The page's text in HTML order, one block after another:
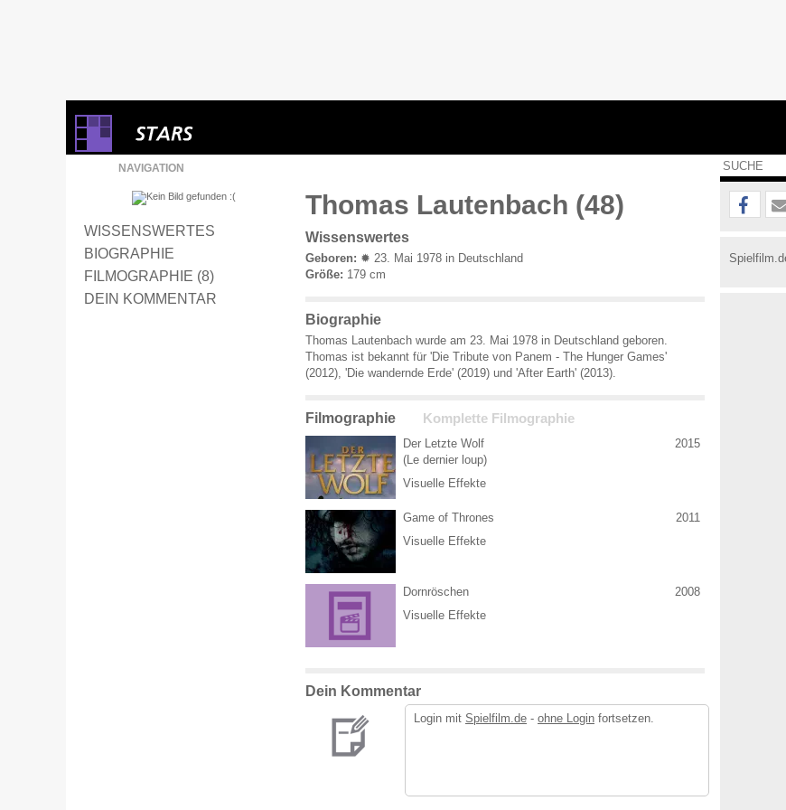
NAVIGATION
WISSENSWERTES
BIOGRAPHIE
FILMOGRAPHIE (8)
DEIN KOMMENTAR
Thomas Lautenbach (48)
Wissenswertes
Geboren: ✹ 23. Mai 1978 in Deutschland
Größe: 179 cm
Biographie
Thomas Lautenbach wurde am 23. Mai 1978 in Deutschland geboren.
Thomas ist bekannt für 'Die Tribute von Panem - The Hunger Games'
(2012), 'Die wandernde Erde' (2019) und 'After Earth' (2013).
Filmographie Komplette Filmographie
Der Letzte Wolf
(Le dernier loup)
Visuelle Effekte
2015
Game of Thrones
Visuelle Effekte
2011
Dornröschen
Visuelle Effekte
2008
Dein Kommentar
Login mit Spielfilm.de - ohne Login fortsetzen.